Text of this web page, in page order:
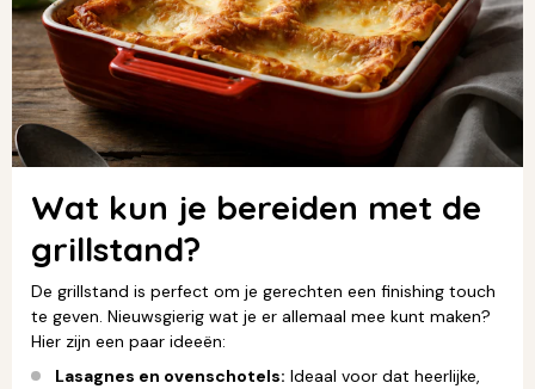
Wat kun je bereiden met de
grillstand?
De grillstand is perfect om je gerechten een finishing touch
te geven. Nieuwsgierig wat je er allemaal mee kunt maken?
Hier zijn een paar ideeën:
Lasagnes en ovenschotels: Ideaal voor dat heerlijke,